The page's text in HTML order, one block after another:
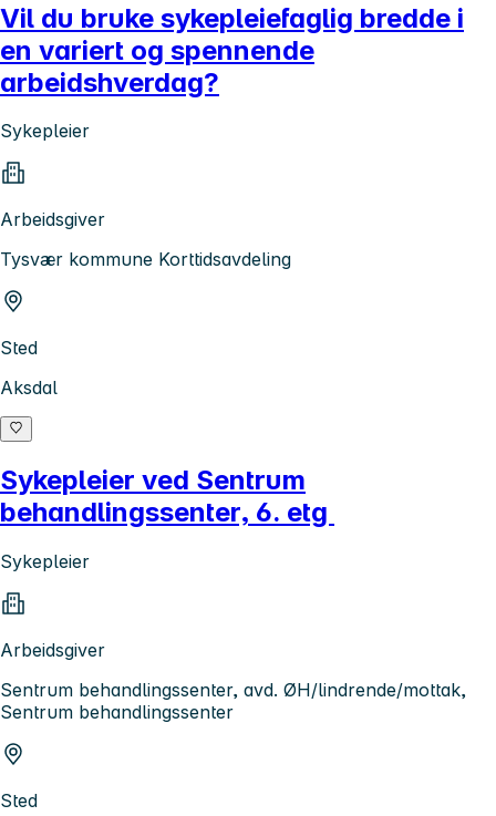
Vil du bruke sykepleiefaglig bredde i
en variert og spennende
arbeidshverdag?
Sykepleier
Arbeidsgiver
Tysvær kommune Korttidsavdeling
Sted
Aksdal
Sykepleier ved Sentrum
behandlingssenter, 6. etg
Sykepleier
Arbeidsgiver
Sentrum behandlingssenter, avd. ØH/lindrende/mottak,
Sentrum behandlingssenter
Sted